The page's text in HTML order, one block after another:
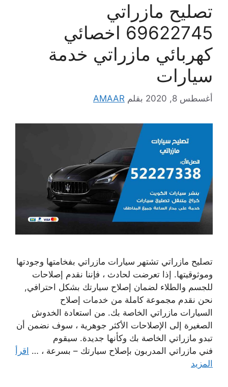
تصليح مازراتي
69622745 اخصائي
كهربائي مازراتي خدمة
سيارات
أغسطس 8, 2020 بقلم AMAAR
تصليح مازراتي تشتهر سيارات مازراتي بفخامتها وجودتها
وموثوقيتها. إذا تعرضت لحادث ، فإننا نقدم إصلاحات
للجسم والطلاء لضمان إصلاح سيارتك بشكل احترافي,
نحن نقدم مجموعة كاملة من خدمات إصلاح
السيارات مازراتي الخاصة بك. من استعادة الخدوش
الصغيرة إلى الإصلاحات الأكثر جوهرية ، سوف نضمن أن
تبدو مازراتي الخاصة بك وكأنها جديدة. سيقوم
فني مازراتي المدربون بإصلاح سيارتك – بسرعة ، … اقرأ
المزيد